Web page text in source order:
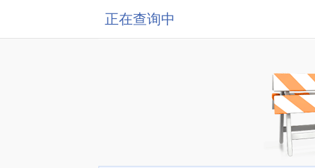
正在查询中